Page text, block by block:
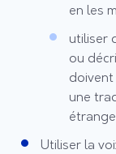
en les
utiliser
ou
une
Utiliser la